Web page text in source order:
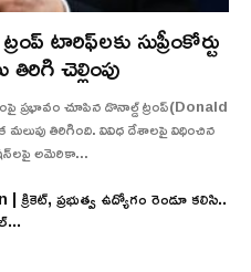
టారిఫ్‌లకు సుప్రీంకోర్టు
చెల్లింపు
ప్రభావం చూపిన డొనాల్డ్ ట్రంప్(Donald
తిరిగింది. వివిధ దేశాలపై విధించిన
అమెరికా...
క్రికెట్, ప్రభుత్వ ఉద్యోగం రెండూ కలిసి..